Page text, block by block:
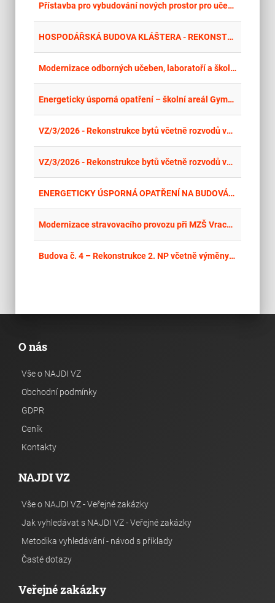
Přístavba pro vybudování nových prostor pro učebny a dílny na ergoterapii pro praktickou školu a pro žáky ZŠ
HOSPODÁŘSKÁ BUDOVA KLÁŠTERA - REKONSTRUKCE
Modernizace odborných učeben, laboratoří a školních dílen na SPŠ A VOŠ Kladno – stavební úpravy
Energeticky úsporná opatření – školní areál Gymnázia a SOŠ, ul. Mládežníků 1115, Rokycany - stavba
VZ/3/2026 - Rekonstrukce bytů včetně rozvodů vody, kanalizace a vytápění v bytovém domě nám. Svobody 728/1 - II. etapa
VZ/3/2026 - Rekonstrukce bytů včetně rozvodů vody, kanalizace a vytápění v bytovém domě nám. Svobody 728/1 - II. etapa
ENERGETICKY ÚSPORNÁ OPATŘENÍ NA BUDOVÁCH KAMPUSU A ŘEŠENÍ JEJICH BEZBARIÉROVOSTI
Modernizace stravovacího provozu při MZŠ Vracov – stavební práce
Budova č. 4 – Rekonstrukce 2. NP včetně výměny oken, zateplení a fasády
O nás
Vše o NAJDI VZ
Obchodní podmínky
GDPR
Ceník
Kontakty
NAJDI VZ
Vše o NAJDI VZ - Veřejné zakázky
Jak vyhledávat s NAJDI VZ - Veřejné zakázky
Metodika vyhledávání - návod s příklady
Časté dotazy
Veřejné zakázky